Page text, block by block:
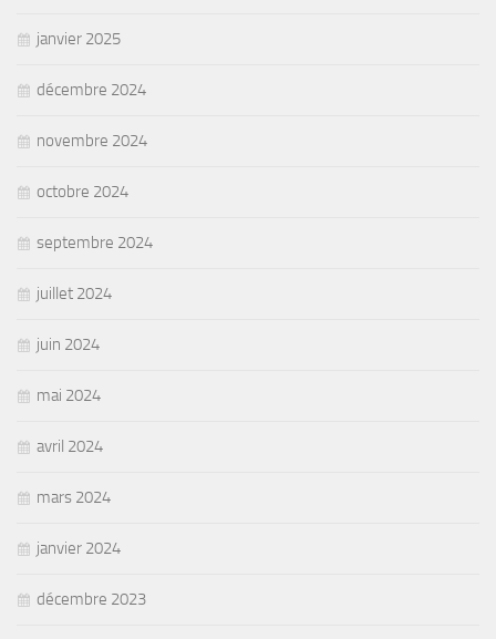
janvier 2025
décembre 2024
novembre 2024
octobre 2024
septembre 2024
juillet 2024
juin 2024
mai 2024
avril 2024
mars 2024
janvier 2024
décembre 2023